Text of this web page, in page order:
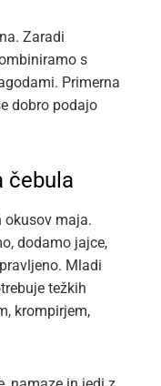
Zaradi
s
Primerna
dobro podajo
čebula
okusov maja.
dodamo jajce,
Mladi
težkih
krompirjem,